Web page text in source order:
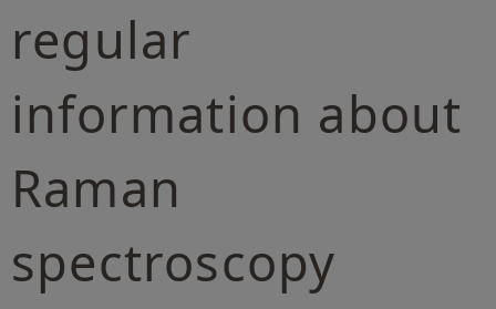
regular
information about
Raman
spectroscopy